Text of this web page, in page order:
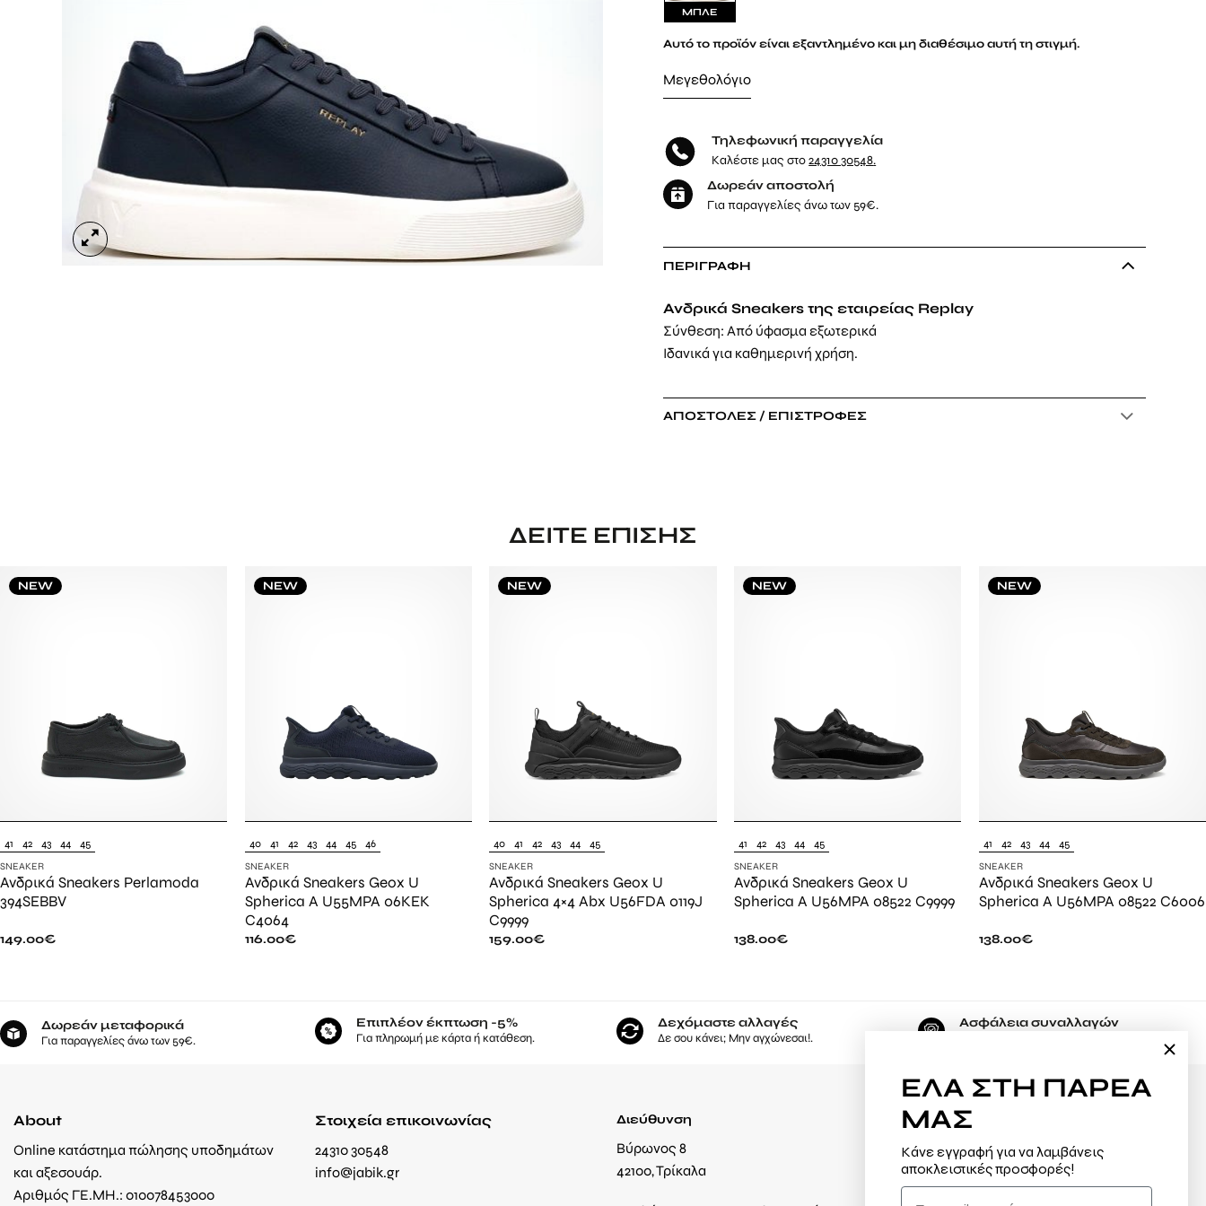
ΜΠΛΕ
Αυτό το προϊόν είναι εξαντλημένο και μη διαθέσιμο αυτή τη στιγμή.
Μεγεθολόγιο
Τηλεφωνική παραγγελία
Καλέστε μας στο24310 30548.
Δωρεάν αποστολή
Για παραγγελίες άνω των 59€.
ΠΕΡΙΓΡΑΦΉ
Ανδρικά Sneakers της εταιρείας Replay
Σύνθεση: Από ύφασμα εξωτερικά
Ιδανικά για καθημερινή χρήση.
ΑΠΟΣΤΟΛΈΣ / ΕΠΙΣΤΡΟΦΈΣ
ΔΕΊΤΕ ΕΠΊΣΗΣ
NEW
41 42 43 44 45
SNEAKER
Ανδρικά Sneakers Perlamoda
394SEBBV
149.00€
NEW
40 41 42 43 44 45 46
SNEAKER
Ανδρικά Sneakers Geox U
Spherica A U55MPA 06KEK
C4064
116.00€
NEW
40 41 42 43 44 45
SNEAKER
Ανδρικά Sneakers Geox U
Spherica 4×4 Abx U56FDA 0119J
C9999
159.00€
NEW
41 42 43 44 45
SNEAKER
Ανδρικά Sneakers Geox U
Spherica A U56MPA 08522 C9999
138.00€
NEW
41 42 43 44 45
SNEAKER
Ανδρικά Sneakers Geox U
Spherica A U56MPA 08522 C6006
138.00€
Δωρεάν μεταφορικά
Για παραγγελίες άνω των 59€.
Επιπλέον έκπτωση -5%
Για πληρωμή με κάρτα ή κατάθεση.
Δεχόμαστε αλλαγές
Δε σου κάνει; Μην αγχώνεσαι!.
Ασφάλεια συναλλαγών
About
Online κατάστημα πώλησης υποδημάτων
και αξεσουάρ.
Αριθμός ΓΕ.ΜΗ.: 010078453000
Στοιχεία επικοινωνίας
24310 30548
info@jabik.gr
Διεύθυνση
Βύρωνος 8
42100, Τρίκαλα
Φόρμα υπαναχώρησης
Αλλαγές / Επιστροφές
Τρόποι πληρωμής
ΕΛΑ ΣΤΗ ΠΑΡΕΑ
ΜΑΣ
Κάνε εγγραφή για να λαμβάνεις
αποκλειστικές προσφορές!